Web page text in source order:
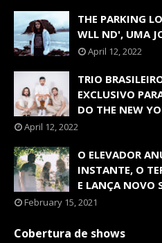
THE PARKING
WLL ND', UMA
April 12, 2022
TRIO
EXCLUSIVO
DO THE NEW
April 12, 2022
O ELEVADOR
INSTANTE, O
E LANÇA NOVO
February 15, 2021
Cobertura de shows